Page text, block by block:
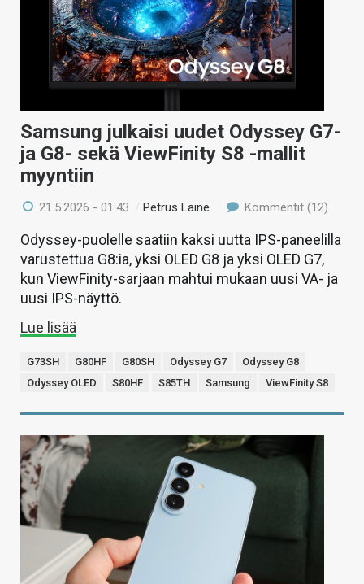
Samsung julkaisi uudet Odyssey G7-
ja G8- sekä ViewFinity S8 -mallit
myyntiin
21.5.2026 - 01:43 /Petrus Laine Kommentit (12)
Odyssey-puolelle saatiin kaksi uutta IPS-paneelilla
varustettua G8:ia, yksi OLED G8 ja yksi OLED G7,
kun ViewFinity-sarjaan mahtui mukaan uusi VA- ja
uusi IPS-näyttö.
Lue lisää
G73SH G80HF G80SH Odyssey G7
Odyssey G8
Odyssey OLED
S80HF S85TH Samsung ViewFinity S8